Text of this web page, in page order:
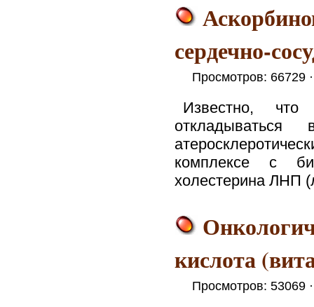
сердечно-
Просмотров: 66729
Известно, что
комплексе с
холестерина ЛНП
кислота
Просмотров: 53069